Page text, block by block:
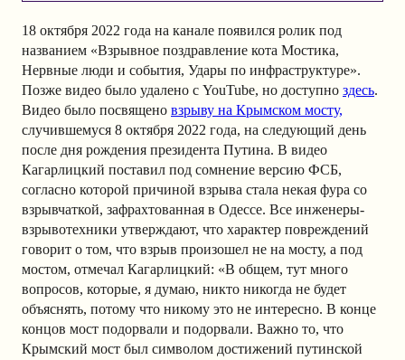
18 октября 2022 года на канале появился ролик под
названием «Взрывное поздравление кота Мостика,
Нервные люди и события, Удары по инфраструктуре».
Позже видео было удалено с YouTube, но доступно здесь.
Видео было посвящено взрыву на Крымском мосту,
случившемуся 8 октября 2022 года, на следующий день
после дня рождения президента Путина. В видео
Кагарлицкий поставил под сомнение версию ФСБ,
согласно которой причиной взрыва стала некая фура со
взрывчаткой, зафрахтованная в Одессе. Все инженеры-
взрывотехники утверждают, что характер повреждений
говорит о том, что взрыв произошел не на мосту, а под
мостом, отмечал Кагарлицкий: «В общем, тут много
вопросов, которые, я думаю, никто никогда не будет
объяснять, потому что никому это не интересно. В конце
концов мост подорвали и подорвали. Важно то, что
Крымский мост был символом достижений путинской